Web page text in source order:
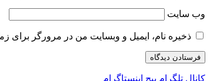
وب‌ سایت
ذخیره نام، ایمیل و وبسایت من در مرورگر برای
کانال تلگرام پیج اینستاگرام